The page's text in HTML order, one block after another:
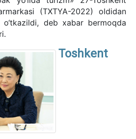
(TXTYA-2022) oldidan
o‘tkazildi, deb xabar bermoqda
Toshkent